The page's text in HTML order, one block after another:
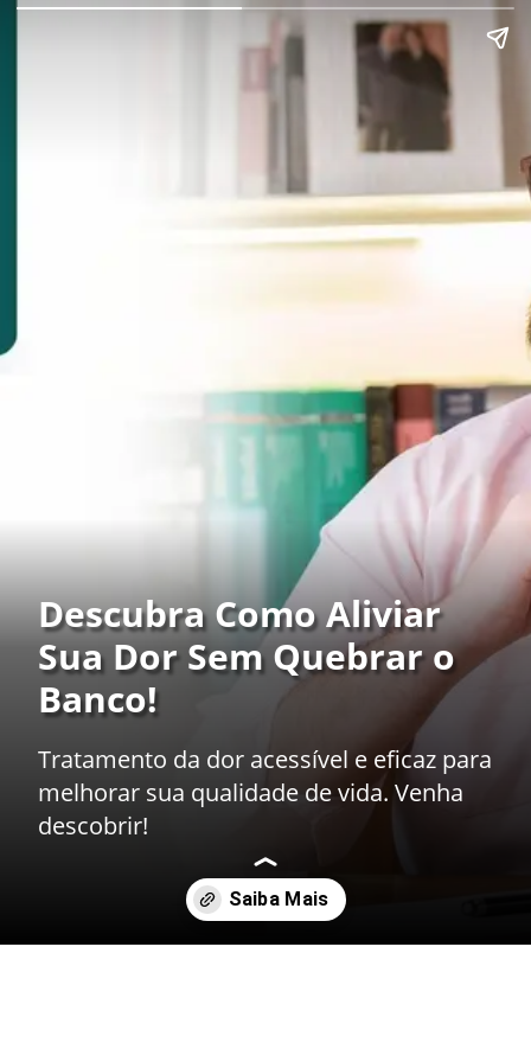
Descubra Como Aliviar
Sua Dor Sem Quebrar o
Banco!
Tratamento da dor acessível e eficaz para
melhorar sua qualidade de vida. Venha
descobrir!